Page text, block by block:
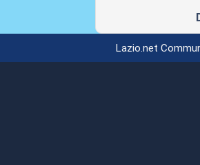
Lazio.net